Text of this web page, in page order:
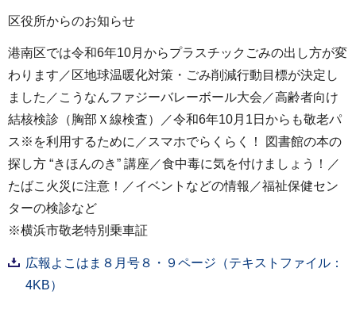
区役所からのお知らせ
港南区では令和6年10月からプラスチックごみの出し方が変
わります／区地球温暖化対策・ごみ削減行動目標が決定し
ました／こうなんファジーバレーボール大会／高齢者向け
結核検診（胸部Ｘ線検査）／令和6年10月1日からも敬老パ
ス※を利用するために／スマホでらくらく！ 図書館の本の
探し方 “きほんのき” 講座／食中毒に気を付けましょう！／
たばこ火災に注意！／イベントなどの情報／福祉保健セン
ターの検診など
※横浜市敬老特別乗車証
広報よこはま８月号８・９ページ（テキストファイル：
4KB）